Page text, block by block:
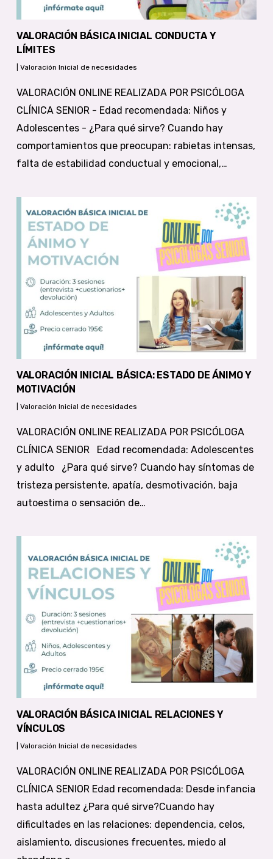
VALORACIÓN BÁSICA INICIAL CONDUCTA Y
LÍMITES
Valoración Inicial de necesidades
VALORACIÓN ONLINE REALIZADA POR PSICÓLOGA
CLÍNICA SENIOR - Edad recomendada: Niños y
Adolescentes - ¿Para qué sirve? Cuando hay
comportamientos que preocupan: rabietas intensas,
falta de estabilidad conductual y emocional,…
VALORACIÓN INICIAL BÁSICA: ESTADO DE ÁNIMO Y
MOTIVACIÓN
Valoración Inicial de necesidades
VALORACIÓN ONLINE REALIZADA POR PSICÓLOGA
CLÍNICA SENIOR Edad recomendada: Adolescentes
y adulto ¿Para qué sirve? Cuando hay síntomas de
tristeza persistente, apatía, desmotivación, baja
autoestima o sensación de…
VALORACIÓN BÁSICA INICIAL RELACIONES Y
VÍNCULOS
Valoración Inicial de necesidades
VALORACIÓN ONLINE REALIZADA POR PSICÓLOGA
CLÍNICA SENIOR Edad recomendada: Desde infancia
hasta adultez ¿Para qué sirve?Cuando hay
dificultades en las relaciones: dependencia, celos,
aislamiento, discusiones frecuentes, miedo al